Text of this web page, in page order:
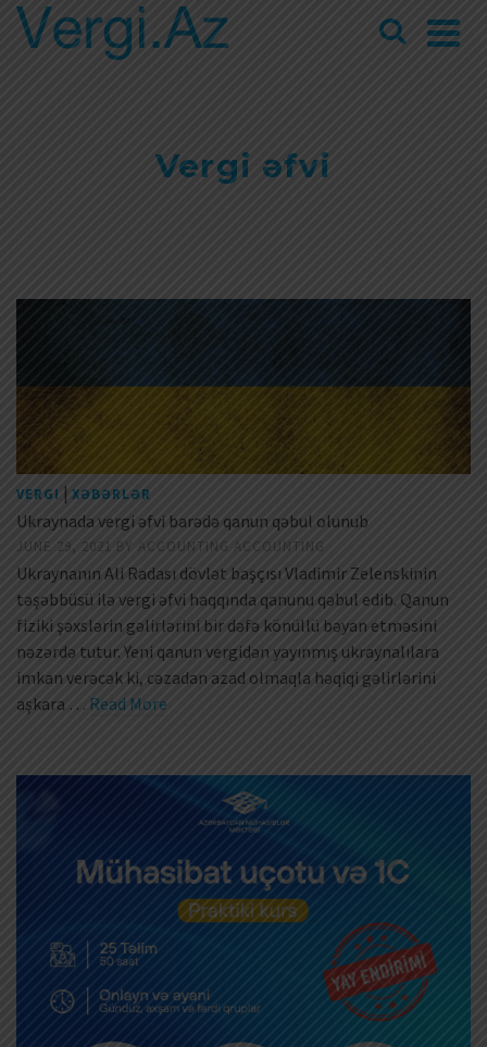
Vergi əfvi
VERGI | XƏBƏRLƏR
Ukraynada vergi əfvi barədə qanun qəbul olunub
JUNE 29, 2021 BY ACCOUNTING ACCOUNTING
Ukraynanın Ali Radası dövlət başçısı Vladimir Zelenskinin
təşəbbüsü ilə vergi əfvi haqqında qanunu qəbul edib. Qanun
fiziki şəxslərin gəlirlərini bir dəfə könüllü bəyan etməsini
nəzərdə tutur. Yeni qanun vergidən yayınmış ukraynalılara
imkan verəcək ki, cəzadan azad olmaqla həqiqi gəlirlərini
aşkara … Read More